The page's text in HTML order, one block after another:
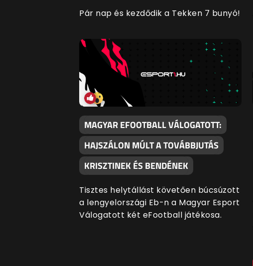
Pár nap és kezdődik a Tekken 7 bunyó!
MAGYAR EFOOTBALL VÁLOGATOTT:
HAJSZÁLON MÚLT A TOVÁBBJUTÁS
KRISZTINEK ÉS BENDÉNEK
Tisztes helytállást követően búcsúzott
a lengyelországi Eb-n a Magyar Esport
Válogatott két eFootball játékosa.